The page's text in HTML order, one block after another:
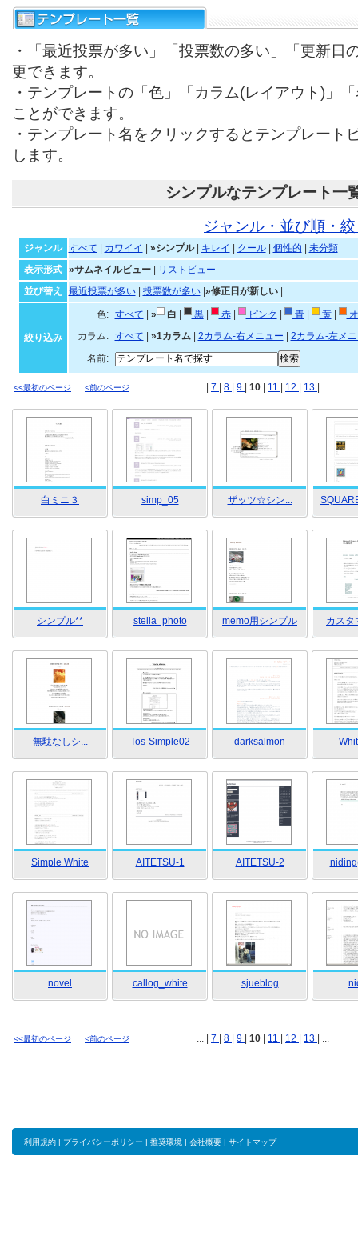
・「最近投票が多い」「投票数の多い」「更新日
更できます。
・テンプレートの「色」「カラム(レイアウト)」
ことができます。
・テンプレート名をクリックするとテンプレート
します。
シンプルなテンプレート一
ジャンル・並び順・
ジャンル すべて カワイイ »シンプル| キレイ クール| 個性的
未分類
表示形式
»サムネイルビュー|
リストビュー
並び替え
最近投票が多い| 投票数が多い| »修正日が新しい|
絞り込み
色: すべて » 白 黒| 赤| ピンク 青| 黄|
カラム:
すべて »1カラム| 2カラム-右メニュー
2カラム-左メ
名前:
<<最初のページ <前のページ ... | 7 8 9 10 11 12 13 | ...
白ミニ３ simp_05 ザッツ☆シン...
シンプル** stella_photo memo用シンプル カスタ
無駄なしシ... Tos-Simple02 darksalmon
Simple White AITETSU-1 AITETSU-2
novel callog_white sjueblog
<<最初のページ <前のページ ... | 7 8 9 10 11 12 13 | ...
利用規約 | プライバシーポリシー | 推奨環境 | 会社概要 | サイトマップ